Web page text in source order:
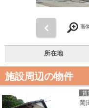
画
所在地
施設周辺の物件
賃
岡